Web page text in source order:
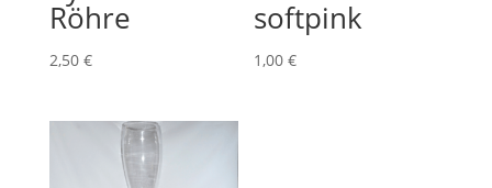
Röhre
2,50 €
softpink
1,00€